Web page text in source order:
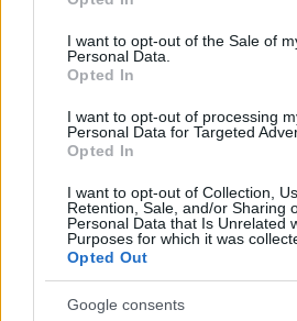
use your data for below specified
consent section.
I want to opt-out of the Sale of
Personal Data.
Opted In
I want to opt-out of processing
Personal Data for Targeted
Opted In
I want to opt-out of Collection,
Retention, Sale, and/or Sharing
Personal Data that Is Unrelated
Purposes for which it was
Opted Out
Google consents
μεταμορφώνουν τον χώρο
10.12.2025byΣορινα Γιαννακη
Deco,Κουζινα
που ταιριάζει στη ζωή
σπίτι σου!)
19.11.2025byΣορινα Γιαννακη
Deco,Κουζινα
Η τραπεζαρία σου
πώς θα τον
17.11.2025byΣορινα Γιαννακη